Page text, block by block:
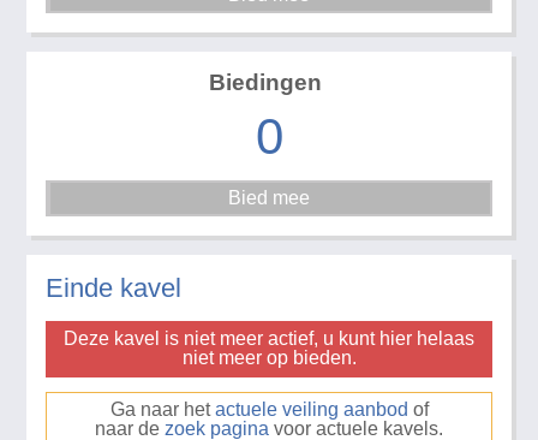
Biedingen
0
Einde kavel
Deze kavel is niet meer actief, u kunt hier helaas
niet meer op bieden.
Ga naar hetactuele veiling aanbod of
naar de zoek pagina voor actuele kavels.